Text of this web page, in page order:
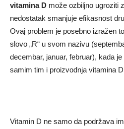
vitamina D može ozbiljno ugroziti
nedostatak smanjuje efikasnost
Ovaj problem je posebno izražen
slovo „R“ u svom nazivu
decembar, januar, februar), kada
samim tim i proizvodnja vitamina
Vitamin D ne samo da podržava